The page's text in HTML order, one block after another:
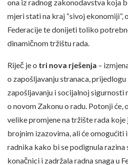
ona iz radnog zakonodavstva koja
mjeri stati na kraj “sivoj ekonomiji”,
Federacije te donijeti toliko
dinamičnom tržištu rada.
Riječ je o tri nova rješenja –
o zapošljavanju stranaca,
zapošljavanju i socijalnoj sigurnosti
o novom Zakonu o radu. Potonji će,
velike promjene na tržište rada koje
brojnim izazovima, ali će omogućiti
radnika kako bi se podignula razina
konačnici i zadržala radna snaga u